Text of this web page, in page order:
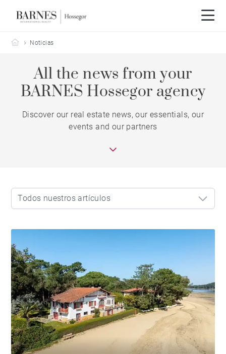
Barnes Hossegor
Noticias
All the news from your
BARNES Hossegor agency
Discover our real estate news, our essentials, our
events and our partners
Todos nuestros artículos